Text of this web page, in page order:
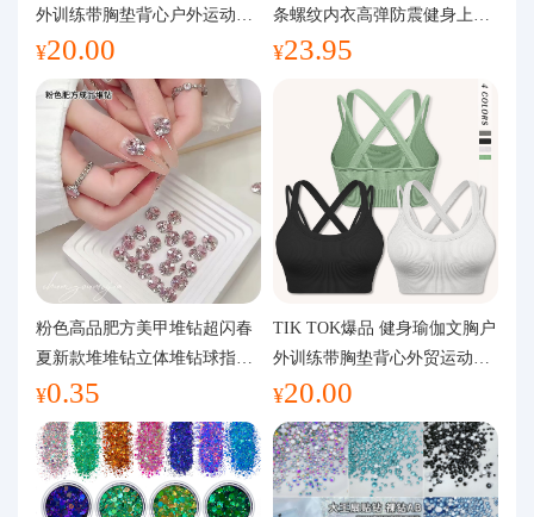
关于我们
外训练带胸垫背心户外运动瑜
伽服女
¥20.00
条螺纹内衣高弹防震健身上装
运动文胸
¥23.95
粉色高品肥方美甲堆钻超闪春
夏新款堆堆钻立体堆钻球指甲
装饰品
¥0.35
TIK TOK爆品 健身瑜伽文胸户
外训练带胸垫背心外贸运动瑜
伽服女
¥20.00